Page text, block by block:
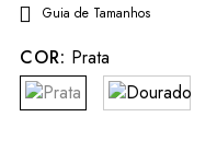
Guia de Tamanhos
COR: Prata